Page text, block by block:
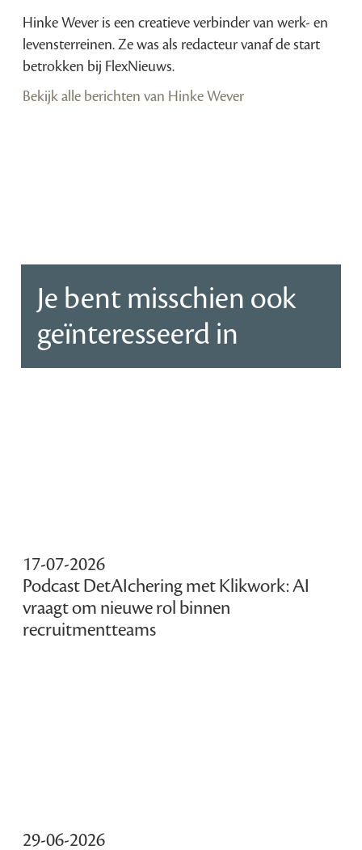
Hinke Wever is een creatieve verbinder van werk- en
levensterreinen. Ze was als redacteur vanaf de start
betrokken bij FlexNieuws.
Bekijk alle berichten van Hinke Wever
Je bent misschien ook
geïnteresseerd in
17-07-2026
Podcast DetAIchering met Klikwork: AI
vraagt om nieuwe rol binnen
recruitmentteams
29-06-2026